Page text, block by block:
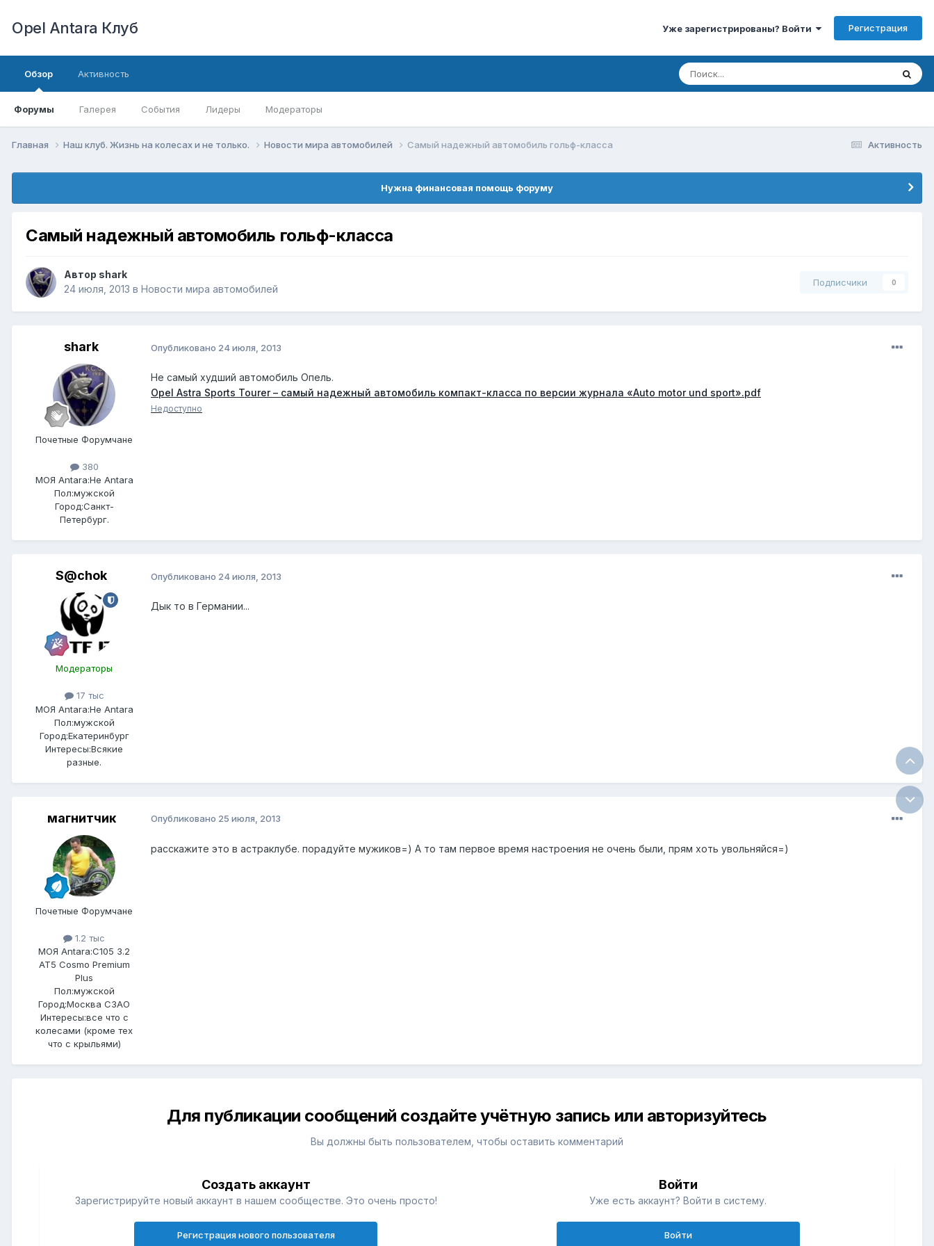
Opel Antara Клуб Уже зарегистрированы? Войти Регистрация
Обзор
Форумы Галерея События Лидеры Модераторы
Активность
Активность
Главная Наш клуб. Жизнь на колесах и не только. Новости мира автомобилей Самый надежный автомобиль гольф-класса
Нужна финансовая помощь форуму
Самый надежный автомобиль гольф-класса
Автор shark
24 июля, 2013 в Новости мира автомобилей
Подписчики 0
shark
Почетные Форумчане
380
МОЯ Antara:Не Antara
Пол:мужской
Город:Санкт-
Петербург.
Опубликовано 24 июля, 2013
Не самый худший автомобиль Опель.
Opel Astra Sports Tourer – самый надежный автомобиль компакт-класса по версии журнала «Auto motor und sport».pdf
Недоступно
S@chok
Модераторы
17 тыс
МОЯ Antara:Не Antara
Пол:мужской
Город:Екатеринбург
Интересы:Всякие
разные.
Опубликовано 24 июля, 2013
Дык то в Германии...
магнитчик
Почетные Форумчане
1.2 тыс
МОЯ Antara:C105 3.2
AT5 Cosmo Premium
Plus
Пол:мужской
Город:Москва СЗАО
Интересы:все что с
колесами (кроме тех
что с крыльями)
Опубликовано 25 июля, 2013
расскажите это в астраклубе. порадуйте мужиков=) А то там первое время настроения не очень были, прям хоть увольняйся=)
Для публикации сообщений создайте учётную запись или авторизуйтесь
Вы должны быть пользователем, чтобы оставить комментарий
Создать аккаунт
Зарегистрируйте новый аккаунт в нашем сообществе. Это очень просто!
Регистрация нового пользователя
Войти
Уже есть аккаунт? Войти в систему.
Войти